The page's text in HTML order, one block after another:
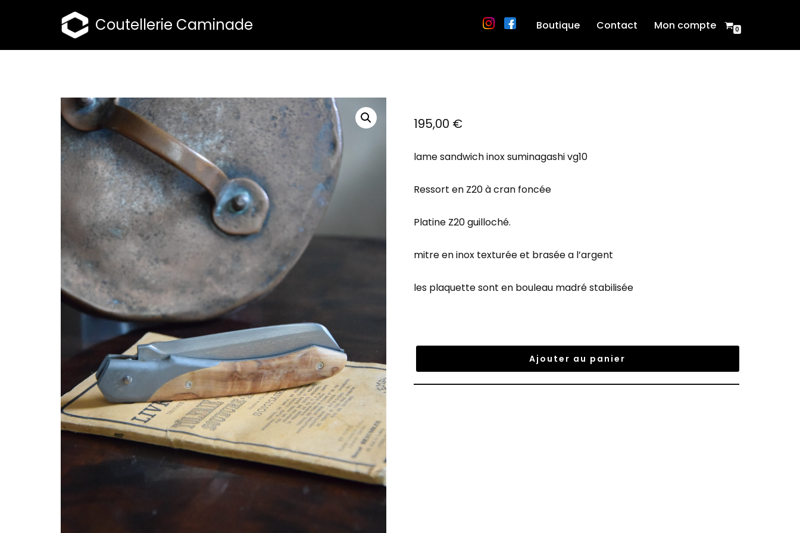
au
Coutellerie Caminade Boutique Contact Mon compte 0
195,00 €
lame sandwich inox suminagashi vg10
Ressort en Z20 à cran foncée
Platine Z20 guilloché.
mitre en inox texturée et brasée a l’argent
les plaquette sont en bouleau madré stabilisée
Ajouter au panier